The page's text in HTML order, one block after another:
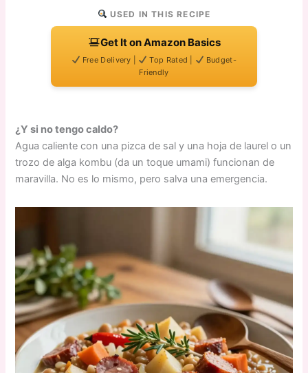
USED IN THIS RECIPE
Get It on Amazon Basics
Free Delivery | Top Rated |
Budget-
Friendly
¿Y si no tengo caldo?
Agua caliente con una pizca de sal y una hoja de laurel o un
trozo de alga kombu (da un toque umami) funcionan de
maravilla. No es lo mismo, pero salva una emergencia.